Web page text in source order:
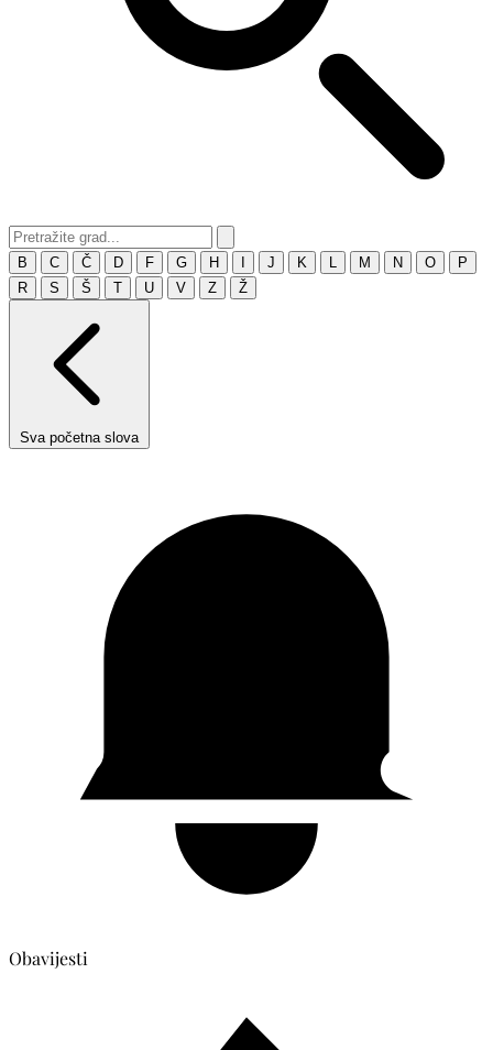
B C Č D F G H J K M N O
P
R
S Š T U V Z Ž
Sva početna slova
Obavijesti